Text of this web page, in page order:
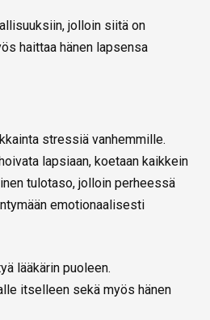
jolloin siitä on
haittaa hänen lapsensa
stressiä vanhemmille.
lapsiaan, koetaan kaikkein
tulotaso, jolloin perheessä
emotionaalisesti
lääkärin puoleen.
itselleen sekä myös hänen